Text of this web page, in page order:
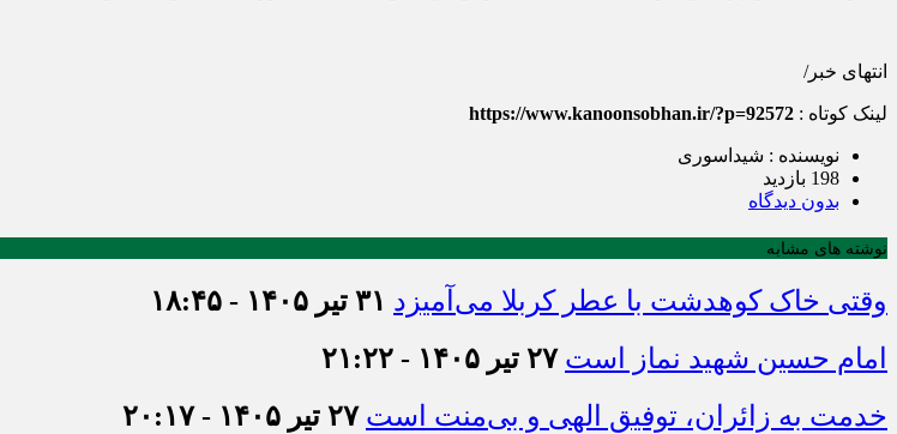
انتهای خبر/
لینک کوتاه : https://www.kanoonsobhan.ir/?p=92572
نویسنده : شیداسوری
198 بازدید
بدون دیدگاه
نوشته های مشابه
وقتی خاک کوهدشت با عطر کربلا می‌آمیزد ۳۱ تیر ۱۴۰۵ - ۱۸:۴۵
امام حسین شهید نماز است ۲۷ تیر ۱۴۰۵ - ۲۱:۲۲
خدمت به زائران، توفیق الهی و بی‌منت است ۲۷ تیر ۱۴۰۵ - ۲۰:۱۷